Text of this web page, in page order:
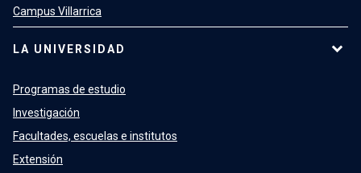
Campus Villarrica
LA UNIVERSIDAD
Programas de estudio
Investigación
Facultades, escuelas e institutos
Extensión